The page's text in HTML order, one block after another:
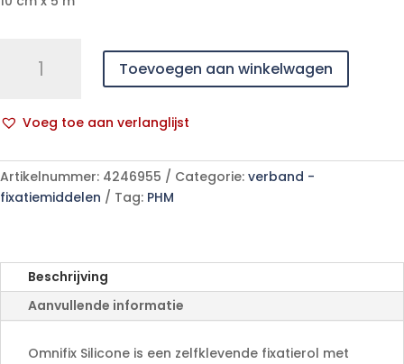
silicone,
p/s
Toevoegen aan winkelwagen
Voeg toe aan verlanglijst
l
t
e
a
t
Artikelnummer: 4246955 Categorie: verband -
fixatiemiddelen
Tag: PHM
Beschrijving
Aanvullende informatie
Omnifix Silicone is een zelfklevende fixatierol met